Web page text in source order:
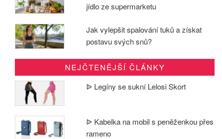
jídlo ze supermarketu
Jak vylepšit spalování tuků a získat
postavu svých snů?
NEJČTENĚJŠÍ ČLÁNKY
ᐉ Legíny se sukní Lelosi Skort
ᐉ Kabelka na mobil s peněženkou přes
rameno